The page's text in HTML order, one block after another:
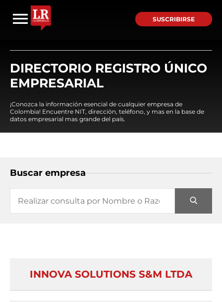
SUSCRIBIRSE
DIRECTORIO REGISTRO ÚNICO
EMPRESARIAL
¡Conozca la información esencial de cualquier empresa de
Colombia! Encuentre NIT, dirección, teléfono, y mas en la base de
datos empresarial mas grande del país.
Buscar empresa
INNOVA SOLUTIONS S&M LTDA